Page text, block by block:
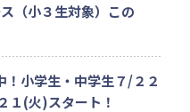
（小３生対象）この
小学生・中学生７/２２
１(火)スタート！